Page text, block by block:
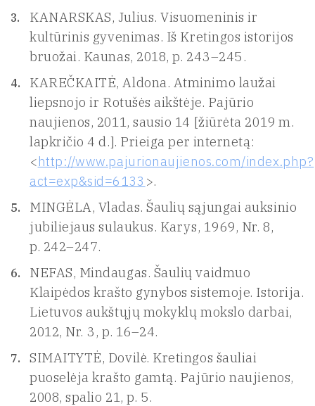
KANARSKAS, Julius. Visuomeninis ir
kultūrinis gyvenimas. Iš Kretingos istorijos
bruožai. Kaunas, 2018, p. 243–245.
KAREČKAITĖ, Aldona. Atminimo laužai
liepsnojo ir Rotušės aikštėje. Pajūrio
naujienos, 2011, sausio 14 [žiūrėta 2019 m.
lapkričio 4 d.]. Prieiga per internetą:
<http://www.pajurionaujienos.com/index.php?
act=exp&sid=6133 >.
MINGĖLA, Vladas. Šaulių sąjungai auksinio
jubiliejaus sulaukus. Karys, 1969, Nr. 8,
p. 242–247.
NEFAS, Mindaugas. Šaulių vaidmuo
Klaipėdos krašto gynybos sistemoje. Istorija.
Lietuvos aukštųjų mokyklų mokslo darbai,
2012, Nr. 3, p. 16–24.
SIMAITYTĖ, Dovilė. Kretingos šauliai
puoselėja krašto gamtą. Pajūrio naujienos,
2008, spalio 21, p. 5.